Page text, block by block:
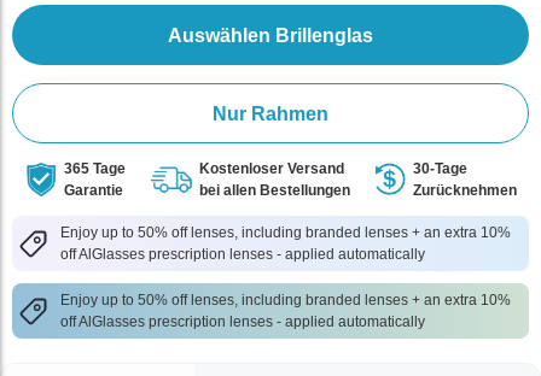
Auswählen Brillenglas
Nur Rahmen
365 Tage
Garantie
Kostenloser Versand
bei allen Bestellungen
30-Tage
Zurücknehmen
Enjoy up to 50% off lenses, including branded lenses + an extra 10%
off AlGlasses prescription lenses - applied automatically
Enjoy up to 50% off lenses, including branded lenses + an extra 10%
off AlGlasses prescription lenses - applied automatically